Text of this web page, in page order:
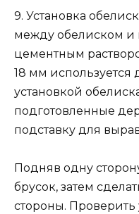
9. Установка
между обелиском и
цементным
18 мм
установкой
подготовленные
подставку для
Подняв одну
брусок, затем
стороны.